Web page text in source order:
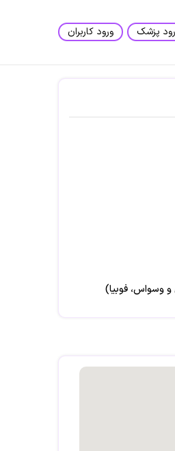
پزشک ورود کاربران
وسواس، فوبیا)